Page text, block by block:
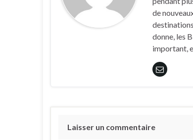
de
donne, les
important,
Laisser un commentaire